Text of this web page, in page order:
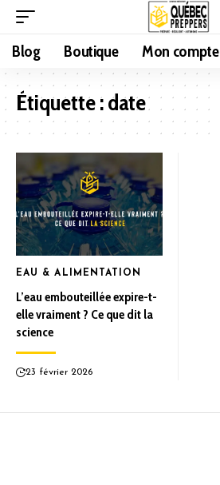
Blog Boutique Mon compte
Étiquette :date
EAU & ALIMENTATION
L’eau embouteillée expire-t-
elle vraiment ? Ce que dit la
science
23 février 2026